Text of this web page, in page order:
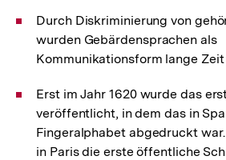
Durch Diskriminierung von
wurden Gebärdensprachen als
Kommunikationsform lange
Erst im Jahr 1620 wurde das
veröffentlicht, in dem das in
Fingeralphabet abgedruckt
in Paris die erste öffentliche